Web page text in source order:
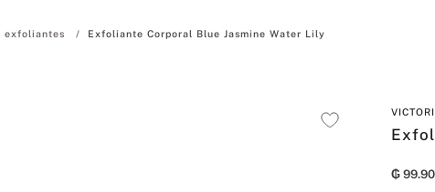
exfoliantes Exfoliante Corporal Blue Jasmine Water Lily
₲ 99.